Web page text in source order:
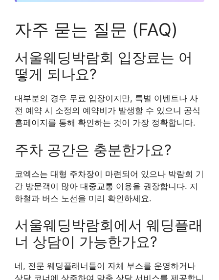
자주 묻는 질문 (FAQ)
서울웨딩박람회 입장료는 어
떻게 되나요?
대부분의 경우 무료 입장이지만, 특별 이벤트나 사
전 예약 시 소정의 예약비가 발생할 수 있으니 공식
홈페이지를 통해 확인하는 것이 가장 정확합니다.
주차 공간은 충분한가요?
코엑스는 대형 주차장이 마련되어 있으나 박람회 기
간 방문객이 많아 대중교통 이용을 권장합니다. 지
하철과 버스 노선을 미리 확인하세요.
서울웨딩박람회에서 웨딩플래
너 상담이 가능한가요?
네, 전문 웨딩플래너들이 자체 부스를 운영하거나